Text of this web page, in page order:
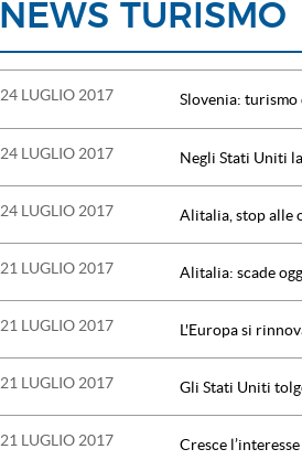
NEWS TURISMO
24 LUGLIO 2017 Slovenia: turismo
24 LUGLIO 2017 Negli Stati Uniti
24 LUGLIO 2017 Alitalia, stop alle
21 LUGLIO 2017 Alitalia: scade
21 LUGLIO 2017 L'Europa si
21 LUGLIO 2017 Gli Stati Uniti
21 LUGLIO 2017 Cresce